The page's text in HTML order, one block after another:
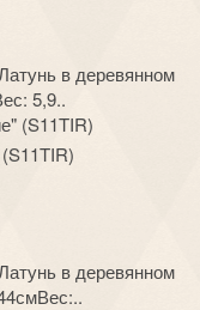
в деревянном
5,9..
в деревянном